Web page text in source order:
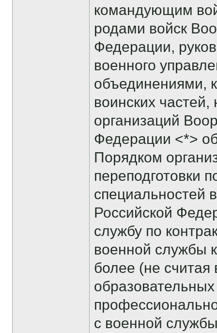
командующим
родами войск
Федерации,
военного
объединениями,
воинских
организаций
Федерации <*>
Порядком
переподготовки
специальностей
Российской
службу по
военной службы
более (не
с военной